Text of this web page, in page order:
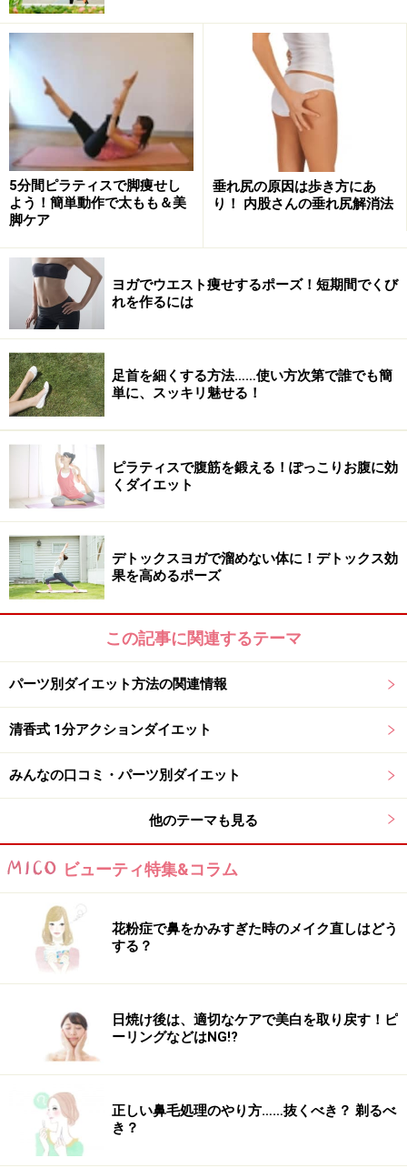
・広いスペースが要らないのでどこでも手軽にできる
これらの 「壁トレ」
の特徴を活かすことで、いわゆる上
体起こしの腹筋が苦手な人でも、壁に脚の重さを預け、
壁をサポートにすることで左右のバランスを意識しなが
ら実践でき、腹斜筋や腸腰筋、腹横筋を効率よく鍛えら
れます。さっそく「壁トレ」 でのくびれ作りトレーニン
グを紹介しましょう。
ゴロゴロ寝ながらくびれを作る
ひざは伸ばしお腹で支える
1 壁に両脚を伸ばして預けます（＊この時、お尻も壁に
着けておきます）。両手は体の横に自然に伸ばしておき
ます。
左の腹斜筋で脚の重みを支える
2 息を吸いながら、両脚を伸ばしたまま同時に右に倒し
ます。この時、左の肩や肩甲骨が床から離れやすいの
で、しっかり床につけたまま下半身のみ右にねじるのが
ポイント。
また、左のつま先をより遠くに伸ばすようにすると、左
のくびれ部分への負荷がかかって効果的です。
両方の肩や肩甲骨は常に安定させる
3 息を吐きながら、左のくびれを意識して1の状態に戻
し、次は息を吸いながら、両脚を伸ばしたまま同時に左
に倒します。今度は右の肩や肩甲骨が床から離れやすい
ので、しっかり床につけまま下半身のみ左にねじるのが
ポイント。1→2→1→3の動きを往復で10回繰り返しまし
左右差を感じながらくびれを作る
お腹を引き上げて立つ
5分間ピラティスで脚痩せし
よう！簡単動作で太もも＆美
脚ケア
垂れ尻の原因は歩き方にあ
り！ 内股さんの垂れ尻解消法
ヨガでウエスト痩せするポーズ！短期間でくび
れを作るには
足首を細くする方法……使い方次第で誰でも簡
単に、スッキリ魅せる！
ピラティスで腹筋を鍛える！ぽっこりお腹に効
くダイエット
デトックスヨガで溜めない体に！デトックス効
果を高めるポーズ
この記事に関連するテーマ
パーツ別ダイエット方法の関連情報
清香式 1分アクションダイエット
みんなの口コミ・パーツ別ダイエット
他のテーマも見る
ビューティ特集&コラム
花粉症で鼻をかみすぎた時のメイク直しはどう
する？
日焼け後は、適切なケアで美白を取り戻す！ピ
ーリングなどはNG!?
正しい鼻毛処理のやり方……抜くべき？ 剃るべ
き？